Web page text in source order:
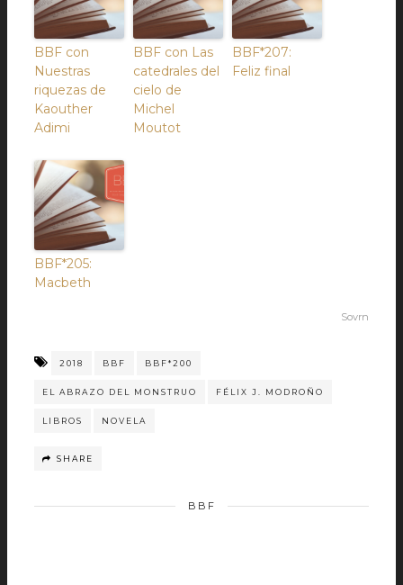
BBF con
Nuestras
riquezas de
Kaouther
Adimi
BBF con Las
catedrales del
cielo de
Michel
Moutot
BBF*207:
Feliz final
BBF*205:
Macbeth
Sovrn
2018 BBF BBF*200
EL ABRAZO DEL MONSTRUO FÉLIX J. MODROÑO
LIBROS NOVELA
SHARE
BBF